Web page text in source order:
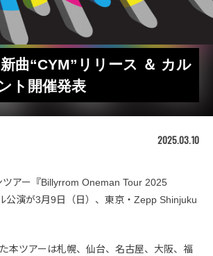
曲“CYM”リリース ＆ カル
ト開催発表
2025.03.10
アー『Billyrrom Oneman Tour 2025
公演が3月9日（日）、東京・Zepp Shinjuku
本ツアーは札幌、仙台、名古屋、大阪、福